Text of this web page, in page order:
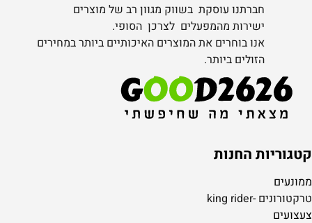
חברתנו עוסקת בשווק מגוון רב של מוצרים
ישירות מהמפעלים לצרכן הסופי.
אנו בוחרים את המוצרים האיכותיים ביותר במחירים
הזולים ביותר.
קטגוריות החנות
ממונעים
טרקטורונים -king rider
צעצועים